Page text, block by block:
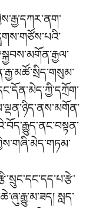
སླད་